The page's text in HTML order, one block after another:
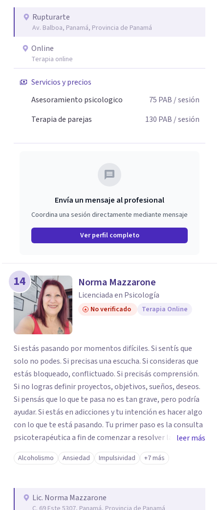
Rupturarte
Av. Balboa, Panamá, Provincia de Panamá
Online
Terapia online
Servicios y precios
Asesoramiento psicologico
75 PAB / sesión
Terapia de parejas
130 PAB / sesión
Envía un mensaje al profesional
Coordina una sesión directamente mediante mensaje
Ver perfil completo
14 Norma Mazzarone
Licenciada en Psicología
No verificado Terapia Online
Si estás pasando por momentos difíciles. Si sentís que
solo no podes. Si precisas una escucha. Si consideras que
estás bloqueado, conflictuado. Si precisás comprensión.
Si no logras definir proyectos, objetivos, sueños, deseos.
Si pensás que lo que te pasa no es tan grave, pero podría
ayudar. Si estás en adicciones y tu intención es hacer algo
con lo que te está pasando. Tu primer paso es la consulta
psicoterapéutica a fin de comenzar a resolver la situación
que está generando esa angustia, ese conflicto. No dudes
en comunicarte, es tu mejor decisión.
leer más
Alcoholismo Ansiedad Impulsividad +7 más
Lic. Norma Mazzarone